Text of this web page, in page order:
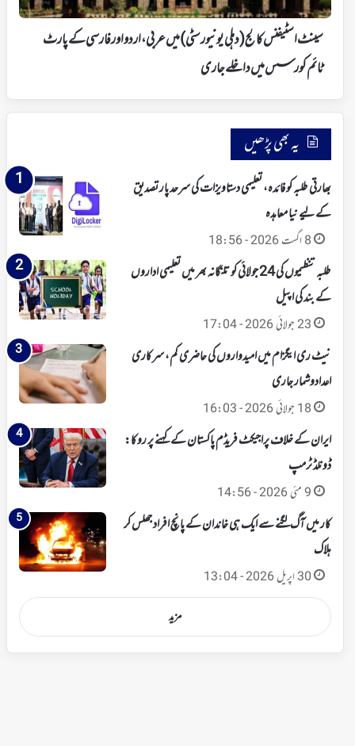
اور
فارسی
کے
پارٹ
کو
رسس
میں
داخلے
جاری
سینٹ اسٹیفنس کالج (دہلی یونیورسٹی) میں عربی، اردو اور فارسی کے پارٹ
ٹائم کو رسس میں داخلے جاری
یہ بھی پڑھیں
بھارتی طلبہ کو فائدہ، تعلیمی دستاویزات کی سرحد پار تصدیق
کے لیے نیا معاہدہ
8 اگست 2026 - 18:56
طلبہ تنظیموں کی 24 جولائی کو تلنگانہ بھر میں تعلیمی اداروں
کے بند کی اپیل
23 جولائی 2026 - 17:04
نیٹ ری ایگزام میں امیدواروں کی حاضری کم، سرکاری
اعدادوشمار جاری
18 جولائی 2026 - 16:03
ایران کے خلاف پراجیکٹ فریڈم پاکستان کے کہنے پر روکا:
ڈونلڈ ٹرمپ
9 مئی 2026 - 14:56
کار میں آگ لگنے سے ایک ہی خاندان کے پانچ افراد جھلس کر
ہلاک
30 اپریل 2026 - 13:04
مزید